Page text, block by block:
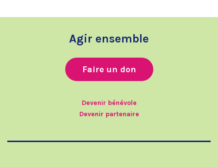
Agir ensemble
Faire un don
Devenir bénévole
Devenir partenaire